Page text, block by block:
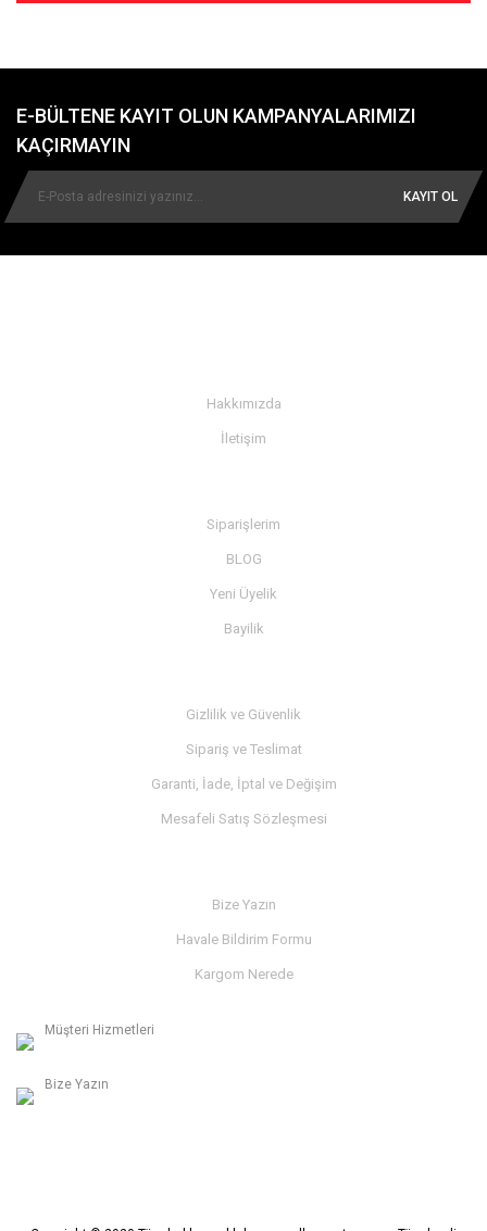
E-BÜLTENE KAYIT OLUN KAMPANYALARIMIZI
KAÇIRMAYIN
KAYIT OL
Hakkımızda
İletişim
Siparişlerim
BLOG
Yeni Üyelik
Bayilik
Gizlilik ve Güvenlik
Sipariş ve Teslimat
Garanti, İade, İptal ve Değişim
Mesafeli Satış Sözleşmesi
Bize Yazın
Havale Bildirim Formu
Kargom Nerede
Müşteri Hizmetleri
Bize Yazın